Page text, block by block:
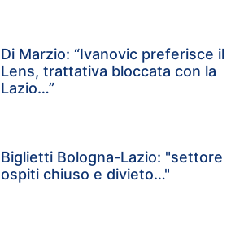
Di Marzio: “Ivanovic preferisce il
Lens, trattativa bloccata con la
Lazio…”
Biglietti Bologna-Lazio: "settore
ospiti chiuso e divieto…"